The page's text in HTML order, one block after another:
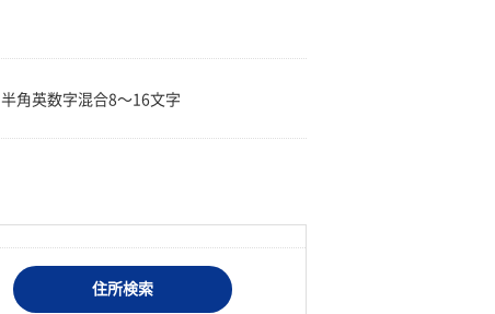
半角英数字混合8〜16文字
住所検索